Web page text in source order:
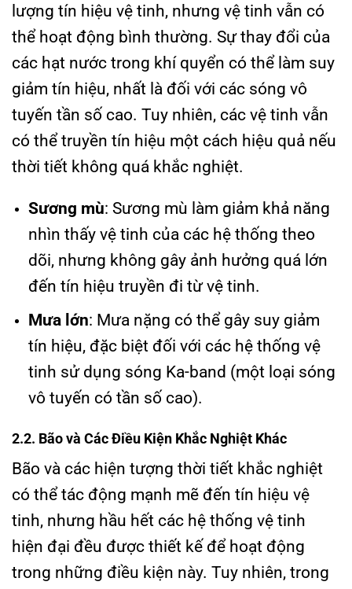
lượng tín hiệu vệ tinh, nhưng vệ tinh vẫn có
thể hoạt động bình thường. Sự thay đổi của
các hạt nước trong khí quyển có thể làm suy
giảm tín hiệu, nhất là đối với các sóng vô
tuyến tần số cao. Tuy nhiên, các vệ tinh vẫn
có thể truyền tín hiệu một cách hiệu quả nếu
thời tiết không quá khắc nghiệt.
Sương mù: Sương mù làm giảm khả năng
nhìn thấy vệ tinh của các hệ thống theo
dõi, nhưng không gây ảnh hưởng quá lớn
đến tín hiệu truyền đi từ vệ tinh.
Mưa lớn: Mưa nặng có thể gây suy giảm
tín hiệu, đặc biệt đối với các hệ thống vệ
tinh sử dụng sóng Ka-band (một loại sóng
vô tuyến có tần số cao).
2.2. Bão và Các Điều Kiện Khắc Nghiệt Khác
Bão và các hiện tượng thời tiết khắc nghiệt
có thể tác động mạnh mẽ đến tín hiệu vệ
tinh, nhưng hầu hết các hệ thống vệ tinh
hiện đại đều được thiết kế để hoạt động
trong những điều kiện này. Tuy nhiên, trong